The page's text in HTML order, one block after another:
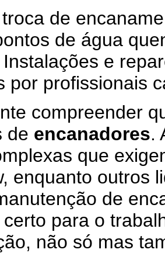
de
de água
e
por profissionais
compreender
de encanadores.
que
enquanto outros
de
certo para o
não só mas